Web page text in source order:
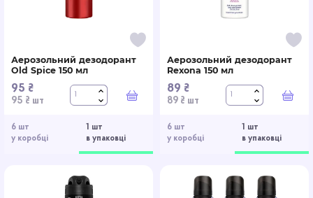
6 шт
у коробці
1 шт
в упаковці
Аерозольний дезодорант
Old Spice 150 мл
95 ₴
95 ₴ шт У кошик
6 шт
у коробці
1 шт
в упаковці
Аерозольний дезодорант
Rexona 150 мл
89 ₴
89 ₴ шт У